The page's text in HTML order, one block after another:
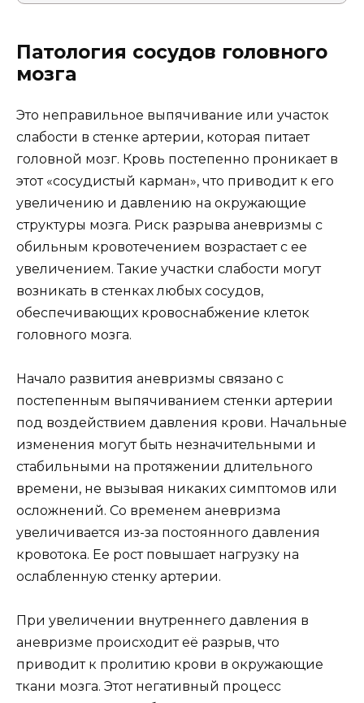
Патология сосудов головного
мозга
Это неправильное выпячивание или участок
слабости в стенке артерии, которая питает
головной мозг. Кровь постепенно проникает в
этот «сосудистый карман», что приводит к его
увеличению и давлению на окружающие
структуры мозга. Риск разрыва аневризмы с
обильным кровотечением возрастает с ее
увеличением. Такие участки слабости могут
возникать в стенках любых сосудов,
обеспечивающих кровоснабжение клеток
головного мозга.
Начало развития аневризмы связано с
постепенным выпячиванием стенки артерии
под воздействием давления крови. Начальные
изменения могут быть незначительными и
стабильными на протяжении длительного
времени, не вызывая никаких симптомов или
осложнений. Со временем аневризма
увеличивается из-за постоянного давления
кровотока. Ее рост повышает нагрузку на
ослабленную стенку артерии.
При увеличении внутреннего давления в
аневризме происходит её разрыв, что
приводит к пролитию крови в окружающие
ткани мозга. Этот негативный процесс